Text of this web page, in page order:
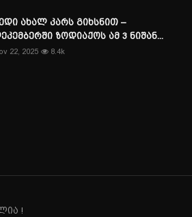
ახალ კარს გიხსნით –
ზოდიაქოს ამ 3 ნიშან...
22, 2025 8.4k
!